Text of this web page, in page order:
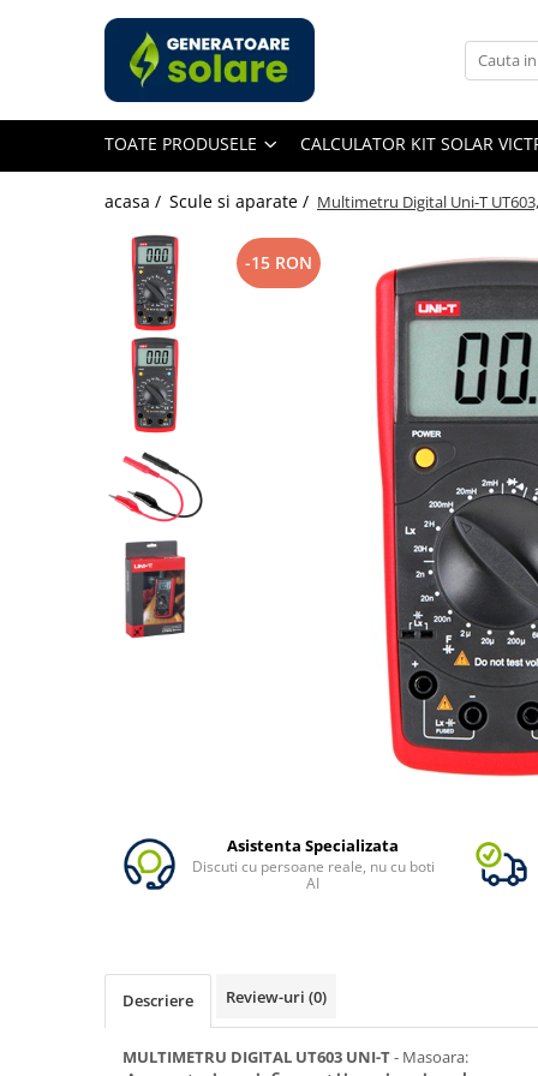
Toate Produsele
Cauta dupa capacitate
Intre 1000-2000W
Intre 2000-3000W
Cauta dupa marca
Vezi toate statiile
Accesorii Statii de Alimentare
Cauta dupa marca
TOATE PRODUSELE CALCULATOR KIT SOLAR
acasa / Scule si aparate / Multimetru Digital Uni-T
-15 RON
Asistenta Specializata
Discuti cu persoane reale, nu cu boti
AI
Descriere Review-uri (0)
MULTIMETRU DIGITAL UT603 UNI-T- Masoara: